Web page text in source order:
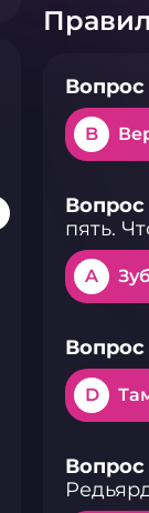
Вопрос
B
Вопрос
пять.
A
Вопрос
D
Вопрос